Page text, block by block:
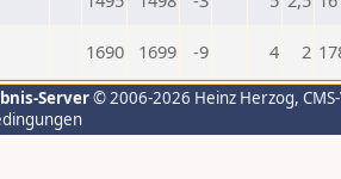
1690 1699 -9 4 2
Server© 2006-2026 Heinz Herzog,